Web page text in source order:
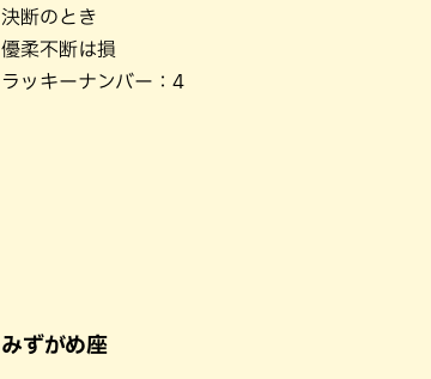
決断のとき
優柔不断は損
ラッキーナンバー：4
みずがめ座